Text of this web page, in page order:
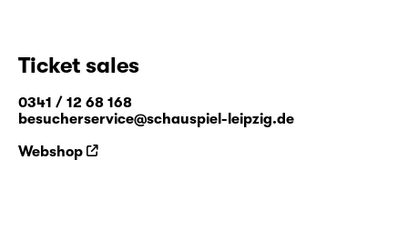
Ticket sales
0341 / 12 68 168
besucherservice@schauspiel-leipzig.de
Webshop